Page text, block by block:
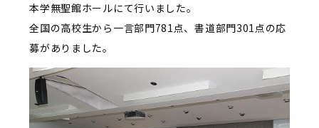
本学無聖館ホールにて行いました。
全国の高校生から一言部門781点、書道部門301点の応
募がありました。